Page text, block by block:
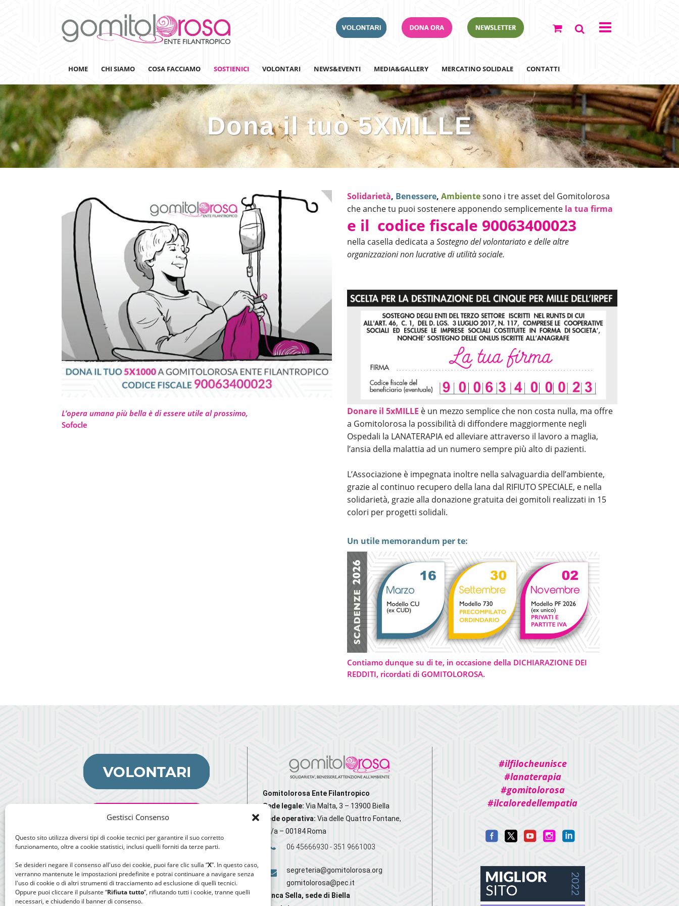
Gestisci Consenso
Questo sito utilizza diversi tipi di cookie tecnici per garantire il suo corretto
funzionamento, oltre a cookie statistici, inclusi quelli forniti da terze parti.
Se desideri negare il consenso all'uso dei cookie, puoi fare clic sulla “X”. In questo caso,
verranno mantenute le impostazioni predefinite e potrai continuare a navigare senza
l'uso di cookie o di altri strumenti di tracciamento ad esclusione di quelli tecnici.
Oppure puoi cliccare il pulsante “Rifiuta tutto”, rifiutando tutti i cookie, tranne quelli
necessari, e chiudendo il banner di consenso.
HOME CHI SIAMO COSA FACCIAMO
Lanaterapia
Ricerca
Sensibilizzazione
Giornata della Lana
Gomitolorosa4ARTS
SOSTIENICI
Adotta un Ospedale
Team Building
VOLONTARI NEWS&EVENTI MEDIA&GALLERY
Iscriviti alla nostra newsletter
MERCATINO SOLIDALE CONTATTI
Dona il tuo 5XMILLE
Solidarietà, Benessere, Ambientesono i tre asset del Gomitolorosa
che anche tu puoi sostenere apponendo semplicemente la tua firma
e il codice fiscale 90063400023
nella casella dedicata a Sostegno del volontariato e delle altre
organizzazioninon lucrative di utilità sociale.
L’opera umana più bella è di essere utile al prossimo,
Sofocle
Donare il 5xMILLE è un mezzo semplice che non costa nulla, ma offre
a Gomitolorosa la possibilità di diffondere maggiormente negli
Ospedali la LANATERAPIA ed alleviare attraverso il lavoro a maglia,
l’ansia della malattia ad un numero sempre più alto di pazienti.
L’Associazione è impegnata inoltre nella salvaguardia dell’ambiente,
grazie al continuo recupero della lana dal RIFIUTO SPECIALE, e nella
solidarietà, grazie alla donazione gratuita dei gomitoli realizzati in 15
colori per progetti solidali.
Un utile memorandum per te:
Contiamo dunque su di te, in occasione della DICHIARAZIONE DEI
REDDITI, ricordati di GOMITOLOROSA.
Gomitolorosa Ente Filantropico
Sede legale: Via Malta, 3 – 13900 Biella
Sede operativa: Via delle Quattro Fontane,
20/a – 00184 Roma
06 45666930 - 351 9661003
segreteria@gomitolorosa.org
gomitolorosa@pec.it
Banca Sella, sede di Biella
#ilfilocheunisce
#lanaterapia
#gomitolorosa
#ilcaloredellempatia